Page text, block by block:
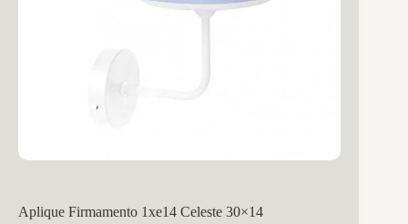
Aplique Firmamento 1xe14 Celeste 30×14